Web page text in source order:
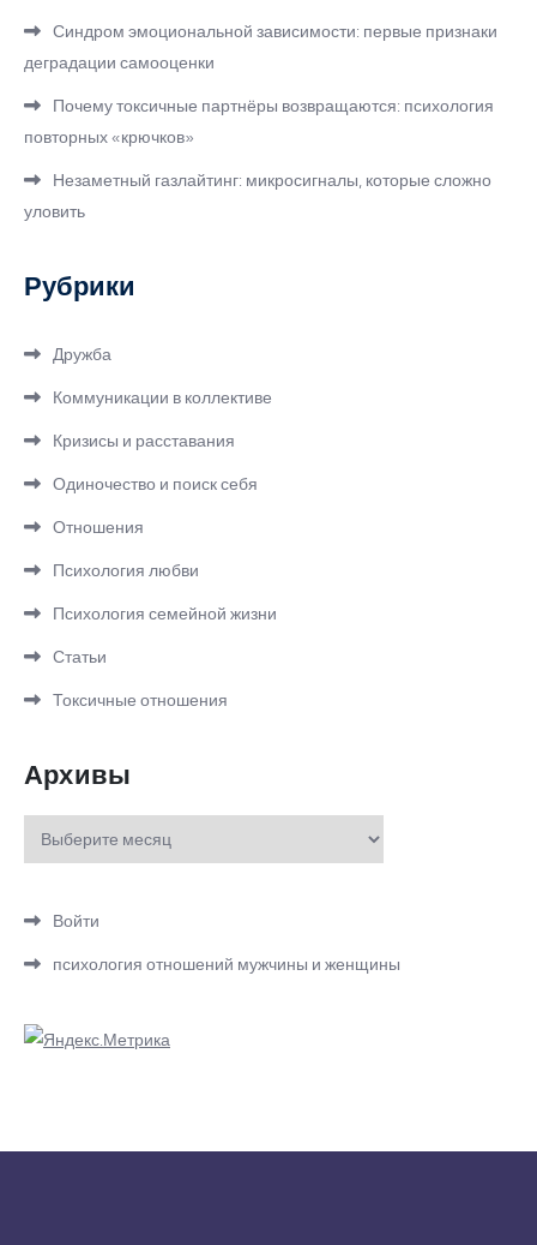
Синдром эмоциональной зависимости: первые признаки
деградации самооценки
Почему токсичные партнёры возвращаются: психология
повторных «крючков»
Незаметный газлайтинг: микросигналы, которые сложно
уловить
Рубрики
Дружба
Коммуникации в коллективе
Кризисы и расставания
Одиночество и поиск себя
Отношения
Психология любви
Психология семейной жизни
Статьи
Токсичные отношения
Архивы
Архивы
Войти
психология отношений мужчины и женщины